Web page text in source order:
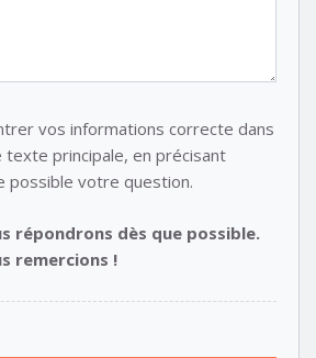
vos informations correcte dans
texte principale, en précisant
possible votre question.
répondrons dès que possible.
remercions !